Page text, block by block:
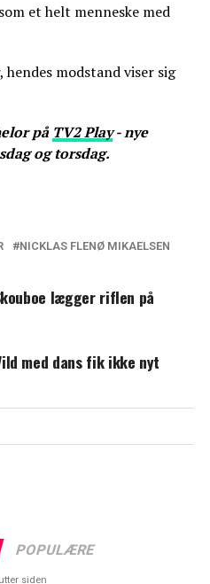
et helt menneske med
modstand viser sig
på TV2 Play- nye
og torsdag.
NICKLAS FLENØ MIKAELSEN
lægger riflen på
med dans fik ikke nyt
POPULÆRE
siden